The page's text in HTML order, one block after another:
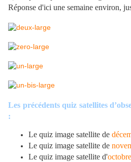
Réponse d'ici une semaine environ,
Les précédents quiz satellites
:
Le quiz image satellite de
Le quiz image satellite de
Le quiz image satellite d'